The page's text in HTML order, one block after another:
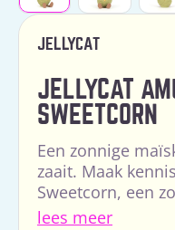
JELLYCAT
JELLYCAT
SWEETCORN
Een zonnige
zaait. Maak
Sweetcorn, een
aanstekelijk goed
lees meer